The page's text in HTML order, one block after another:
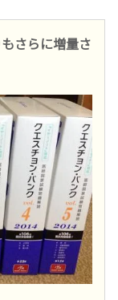
さらに増量さ